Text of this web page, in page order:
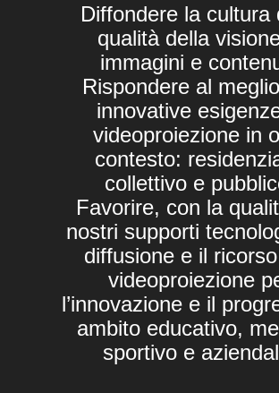
Diffondere la cultura
qualità della
immagini e
Rispondere al
innovative
videoproiezione in
contesto:
collettivo e
Favorire, con la
nostri supporti
diffusione e il
videoproiezione
l’innovazione e il
ambito educativo,
sportivo e